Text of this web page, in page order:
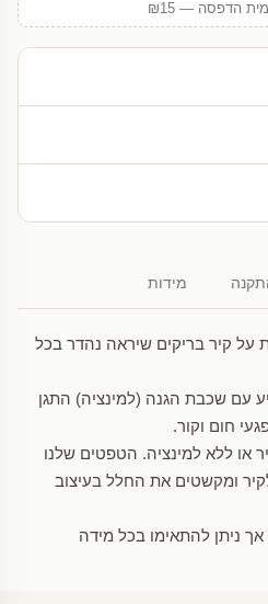
הדפסה — ₪15
מידות
קיר בריקים שיראה נהדר בכל
עם שכבת הגנה (למינציה) התגן
חום וקור.
או ללא למינציה. הטפטים שלנו
ומקשטים את החלל בעיצוב
ניתן להתאימו בכל מידה